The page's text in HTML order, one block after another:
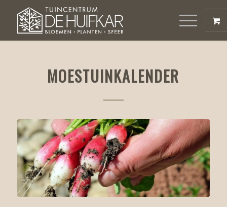
MOESTUINKALENDER